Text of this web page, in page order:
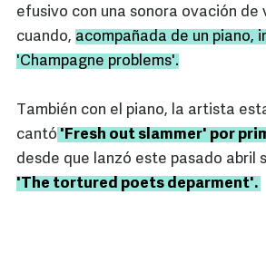
efusivo con una sonora ovación de
cuando, acompañada de un piano,
'Champagne problems'.
También con el piano, la artista
cantó 'Fresh out slammer' por
desde que lanzó este pasado abril
'The tortured poets deparment'.